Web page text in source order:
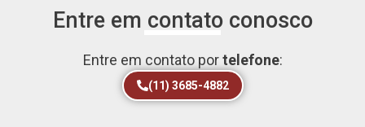
Entre em contato conosco
Entre em contato portelefone:
(11) 3685-4882